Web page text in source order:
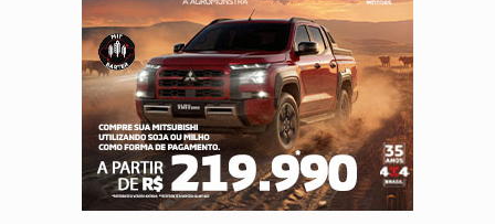
ELEIÇÕES 2026:Patrimônio de candidata a deputada federal do PL salta R$ 1
VÍDEO:Quadrilha é flagrada com cerca de 200 porções
BAIRRO TEIXEIRÃO:MPF cobra regularização fundiária da
SUCESSO NA ABERTURA:2ª Feira Rondônia Empreendedora segue no Espaço
REESTRUTURAÇÃO:Secretário da Seinfra de Porto Velho pede